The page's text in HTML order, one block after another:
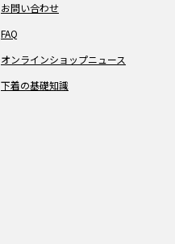
お問い合わせ
FAQ
オンラインショップニュース
下着の基礎知識